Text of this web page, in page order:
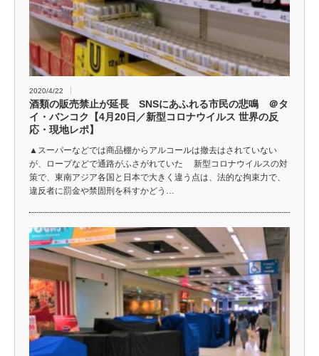
2020/4/22
酒類の販売禁止が延長 SNSにあふれる市民の悲鳴 ＠タ
イ・バンコク【4月20日／新型コロナウイルス 世界の反
応・現地レポ】
▲スーパーなどでは商品棚からアルコールは撤去はされていない
が、ロープなどで通路がふさがれていた 新型コロナウイルスの対
策で、東南アジア各国と日本で大きく違う点は、法的な拘束力で、
違反者に罰金や禁固刑を科すかどう…